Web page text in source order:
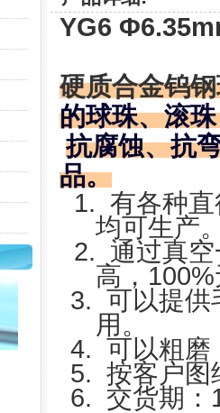
YG6
硬质合金钨
的球珠、滚
抗腐蚀、抗
品。
1. 有各种
均可生产
2. 通过真
高， 100%
3. 可以提供
用。
4. 可以粗磨
5. 按客户图
6. 交货期：